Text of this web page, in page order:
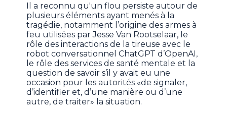
Il a reconnu qu'un flou persiste autour de
plusieurs éléments ayant menés à la
tragédie, notamment l’origine des armes à
feu utilisées par Jesse Van Rootselaar, le
rôle des interactions de la tireuse avec le
robot conversationnel ChatGPT d’OpenAI,
le rôle des services de santé mentale et la
question de savoir s’il y avait eu une
occasion pour les autorités «de signaler,
d’identifier et, d’une manière ou d’une
autre, de traiter» la situation.